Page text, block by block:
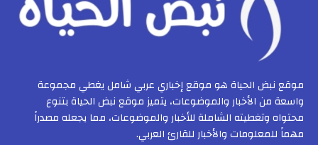
موقع نبض الحياة هو موقع إخباري عربي شامل يغطي مجموعة
واسعة من الأخبار والموضوعات، يتميز موقع نبض الحياة بتنوع
محتواه وتغطيته الشاملة للأخبار والموضوعات، مما يجعله مصدراً
مهماً للمعلومات والأخبار للقارئ العربي.